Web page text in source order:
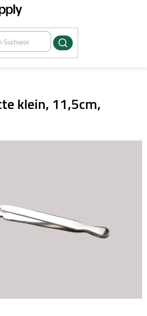
klein, 11,5cm,